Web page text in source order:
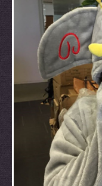
活动
个人中心
官方公告
五一专题